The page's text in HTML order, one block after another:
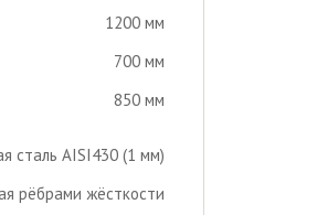
1200 мм
700 мм
850 мм
сталь AISI430 (1 мм)
рёбрами жёсткости